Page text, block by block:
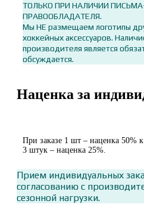
ТОЛЬКО ПРИ НАЛИЧИИ
ПРАВООБЛАДАТЕЛЯ.
Мы НЕ размещаем логотипы
хоккейных аксессуаров.
производителя является
обсуждается.
Наценка за
При заказе 1 шт – наценка 50%
3 штук – наценка 25%.
Прием индивидуальных
согласованию с
сезонной нагрузки.